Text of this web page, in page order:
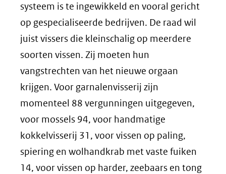
systeem is te ingewikkeld en vooral gericht
op gespecialiseerde bedrijven. De raad wil
juist vissers die kleinschalig op meerdere
soorten vissen. Zij moeten hun
vangstrechten van het nieuwe orgaan
krijgen. Voor garnalenvisserij zijn
momenteel 88 vergunningen uitgegeven,
voor mossels 94, voor handmatige
kokkelvisserij 31, voor vissen op paling,
spiering en wolhandkrab met vaste fuiken
14, voor vissen op harder, zeebaars en tong